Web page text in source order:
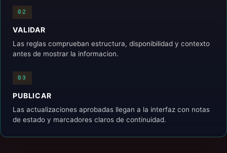
02
VALIDAR
Las reglas comprueban estructura, disponibilidad y contexto
antes de mostrar la informacion.
03
PUBLICAR
Las actualizaciones aprobadas llegan a la interfaz con notas
de estado y marcadores claros de continuidad.